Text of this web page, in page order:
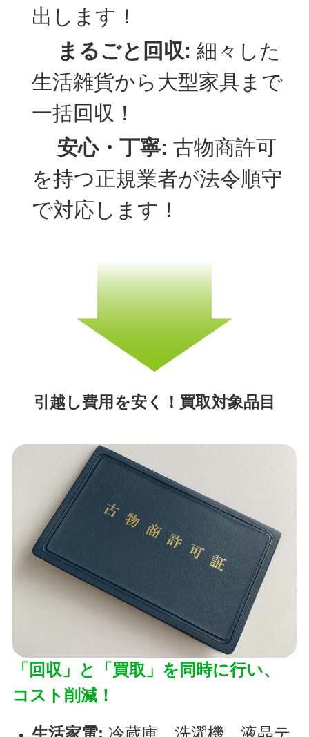
出します！
まるごと回収: 細々した
生活雑貨から大型家具まで
一括回収！
安心・丁寧: 古物商許可
を持つ正規業者が法令順守
で対応します！
引越し費用を安く！買取対象品目
「回収」と「買取」を同時に行い、
コスト削減！